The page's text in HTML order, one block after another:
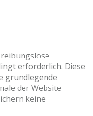
erforderlich. Diese
grundlegende
der Website
keine